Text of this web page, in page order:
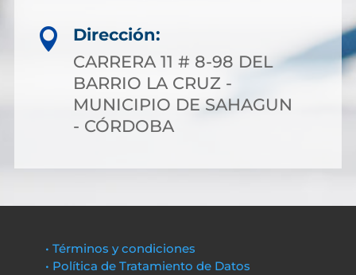

Dirección:
CARRERA 11 # 8-98 DEL
BARRIO LA CRUZ -
MUNICIPIO DE SAHAGUN
- CÓRDOBA
• Términos y condiciones
• Política de Tratamiento de Datos